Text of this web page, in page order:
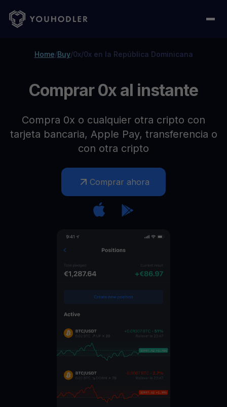
Home/Buy/0x/0x en la República Dominicana
Comprar 0x al instante
Compra 0x o cualquier otra cripto con
tarjeta bancaria, Apple Pay, transferencia o
con otra cripto
Comprar ahora